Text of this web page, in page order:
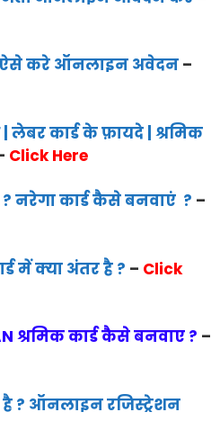
– ऐसे करे ऑनलाइन अवेदन –
| लेबर कार्ड के फ़ायदे | श्रमिक
Click Here
नरेगा कार्ड कैसे बनवाएं ? –
में क्या अंतर है ? – Click
श्रमिक कार्ड कैसे बनवाए ? –
है ? ऑनलाइन रजिस्ट्रेशन